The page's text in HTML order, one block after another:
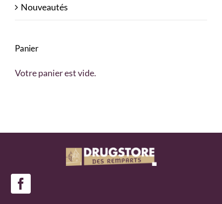
Nouveautés
Panier
Votre panier est vide.